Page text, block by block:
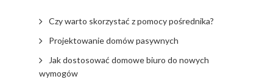
Czy warto skorzystać z pomocy pośrednika?
Projektowanie domów pasywnych
Jak dostosować domowe biuro do nowych
wymogów